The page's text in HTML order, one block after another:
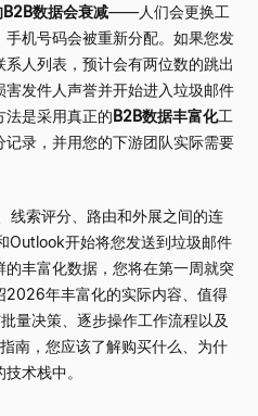
数据会衰减——人们会更换工
机号码会被重新分配。如果您发
人列表，预计会有两位数的跳出
发件人声誉并开始进入垃圾邮件
法是采用真正的B2B数据丰富化工
录，并用您的下游团队实际需要
线索评分、路由和外展之间的连
Outlook开始将您发送到垃圾邮件
丰富化数据，您将在第一周就突
2026年丰富化的实际内容、值得
量决策、逐步操作工作流程以及
南，您应该了解购买什么、为什
术栈中。